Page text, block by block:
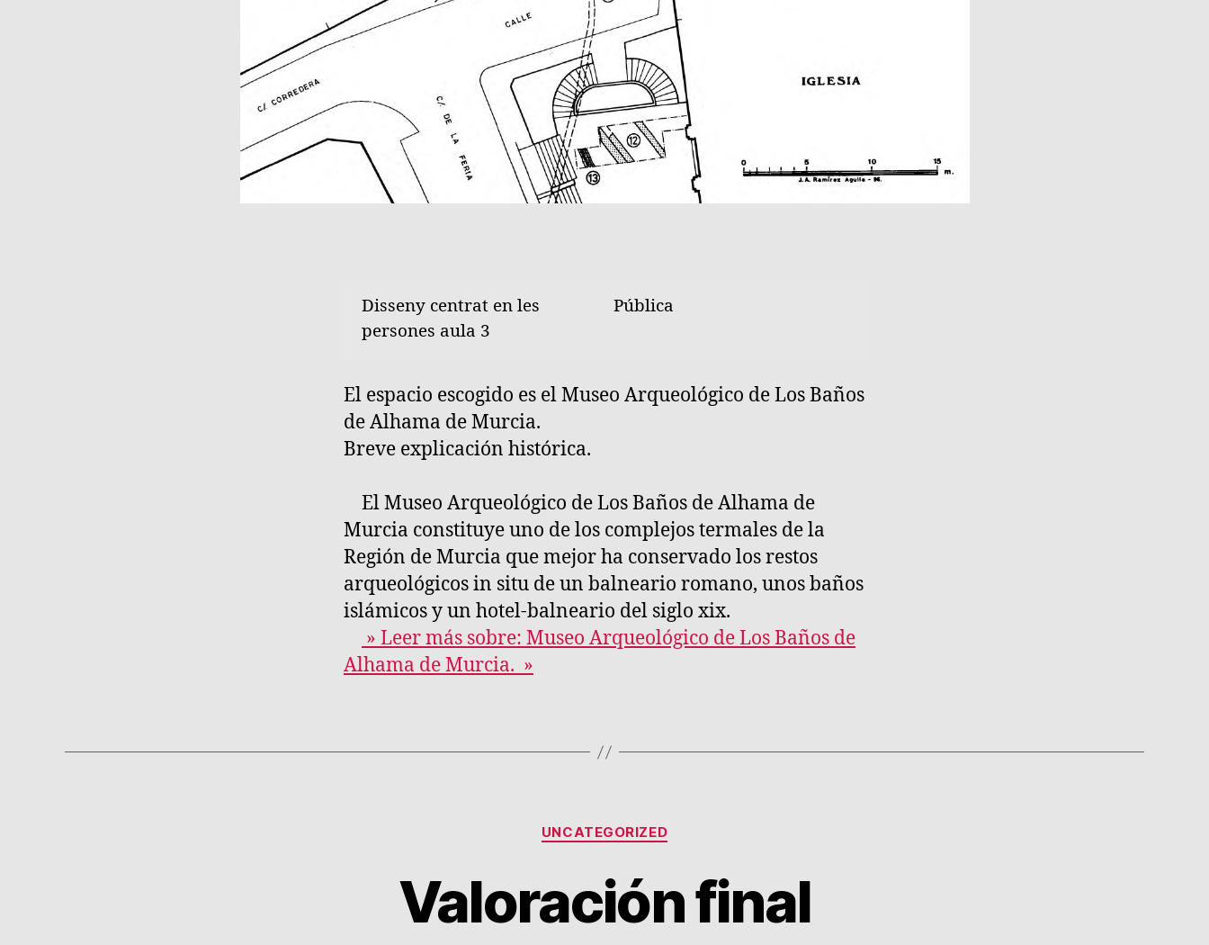
Disseny centrat en les
persones aula 3
Pública
El espacio escogido es el Museo Arqueológico de Los Baños
de Alhama de Murcia.
Breve explicación histórica.
El Museo Arqueológico de Los Baños de Alhama de
Murcia constituye uno de los complejos termales de la
Región de Murcia que mejor ha conservado los restos
arqueológicos in situ de un balneario romano, unos baños
islámicos y un hotel-balneario del siglo xix.
» Leer más sobre: Museo Arqueológico de Los Baños de
Alhama de Murcia. »
Categorías
UNCATEGORIZED
Valoración final